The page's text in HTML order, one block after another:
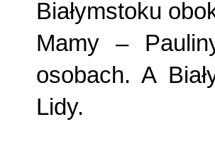
Białymstoku
Mamy –
osobach. A
Lidy.